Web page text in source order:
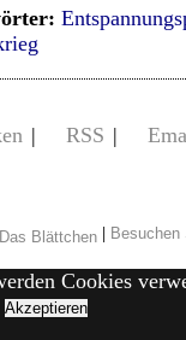
| RSS |
|
Cookies
Akzeptieren